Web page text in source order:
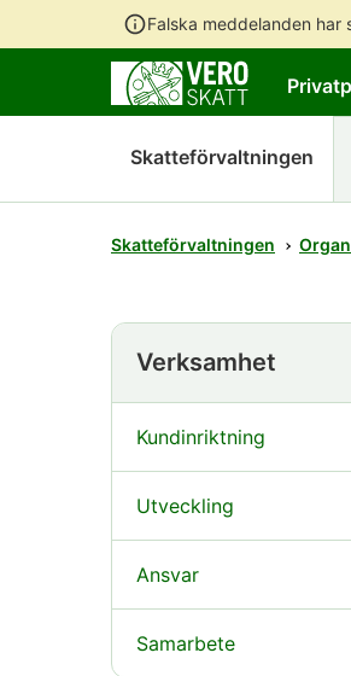
Falska meddelanden
Skatteförvaltningen
Skatteförvaltningen
Verksamhet
Kundinriktning
Utveckling
Ansvar
Samarbete